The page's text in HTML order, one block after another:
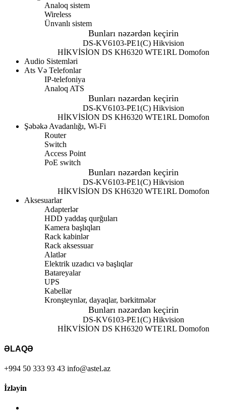
Analoq sistem
Wireless
Ünvanlı sistem
Bunları nəzərdən keçirin
DS-KV6103-PE1(C) Hikvision
HİKVİSİON DS KH6320 WTE1RL Domofon
Audio Sistemləri
Ats Və Telefonlar
IP-telefoniya
Analoq ATS
Bunları nəzərdən keçirin
DS-KV6103-PE1(C) Hikvision
HİKVİSİON DS KH6320 WTE1RL Domofon
Şəbəkə Avadanlığı, Wi-Fi
Router
Switch
Access Point
PoE switch
Bunları nəzərdən keçirin
DS-KV6103-PE1(C) Hikvision
HİKVİSİON DS KH6320 WTE1RL Domofon
Aksesuarlar
Adapterlər
HDD yaddaş qurğuları
Kamera başlıqları
Rack kabinlər
Rack aksessuar
Alatlər
Elektrik uzadıcı və başlıqlar
Batareyalar
UPS
Kabellər
Kronşteynlər, dayaqlar, bərkitmələr
Bunları nəzərdən keçirin
DS-KV6103-PE1(C) Hikvision
HİKVİSİON DS KH6320 WTE1RL Domofon
ƏLAQƏ
+994 50 333 93 43 info@astel.az
İzləyin